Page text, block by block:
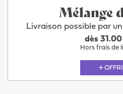
Mélange
Livraison possible par
dès 31.00
Hors frais de